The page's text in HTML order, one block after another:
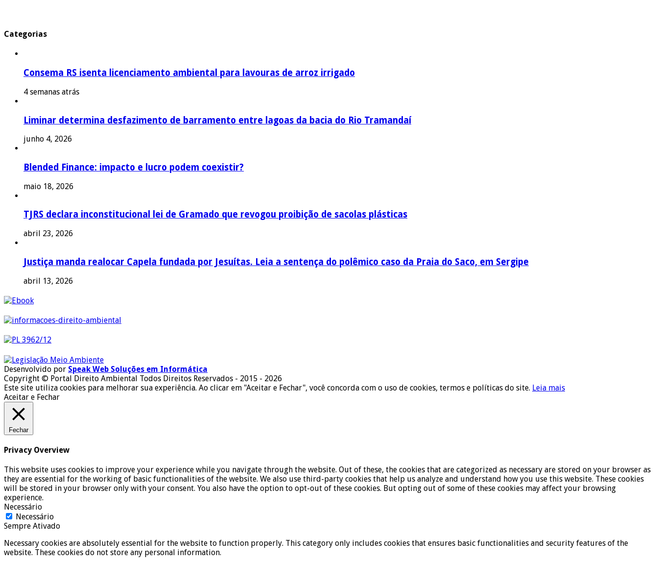
Categorias
Consema RS isenta licenciamento ambiental para lavouras de arroz irrigado
4 semanas atrás
Liminar determina desfazimento de barramento entre lagoas da bacia do Rio Tramandaí
junho 4, 2026
Blended Finance: impacto e lucro podem coexistir?
maio 18, 2026
TJRS declara inconstitucional lei de Gramado que revogou proibição de sacolas plásticas
abril 23, 2026
Justiça manda realocar Capela fundada por Jesuítas. Leia a sentença do polêmico caso da Praia do Saco, em Sergipe
abril 13, 2026
Desenvolvido por Speak Web Soluções em Informática
Copyright © Portal Direito Ambiental Todos Direitos Reservados - 2015 - 2026
Este site utiliza cookies para melhorar sua experiência. Ao clicar em "Aceitar e Fechar", você concorda com o uso de cookies, termos e políticas do site. Leia mais
Aceitar e Fechar
Fechar
Privacy Overview
This website uses cookies to improve your experience while you navigate through the website. Out of these, the cookies that are categorized as necessary are stored on your browser as
they are essential for the working of basic functionalities of the website. We also use third-party cookies that help us analyze and understand how you use this website. These cookies
will be stored in your browser only with your consent. You also have the option to opt-out of these cookies. But opting out of some of these cookies may affect your browsing
experience.
Necessário
Necessário
Sempre Ativado
Necessary cookies are absolutely essential for the website to function properly. This category only includes cookies that ensures basic functionalities and security features of the
website. These cookies do not store any personal information.